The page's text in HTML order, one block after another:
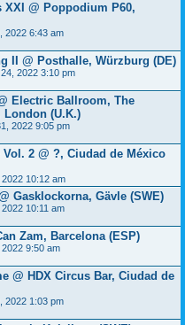
XXI @ Poppodium P60,
2022 6:43 am
II @ Posthalle, Würzburg (DE)
2022 3:10 pm
Electric Ballroom, The
London (U.K.)
2022 9:05 pm
2 @ ?, Ciudad de México
2022 10:12 am
Gasklockorna, Gävle (SWE)
2022 10:11 am
Zam, Barcelona (ESP)
2022 9:50 am
@ HDX Circus Bar, Ciudad de
2022 1:03 pm